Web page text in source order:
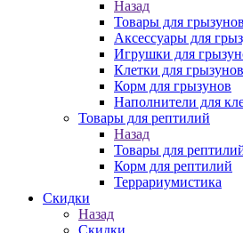
Назад
Товары для грызунов
Аксессуары для
Игрушки для
Клетки для грызунов
Корм для грызунов
Наполнители для
Товары для рептилий
Назад
Товары для
Корм для рептилий
Террариумистика
Скидки
Назад
Скидки